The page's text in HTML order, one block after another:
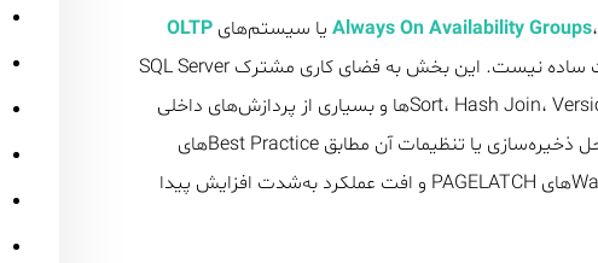
Always On Availability Groups، یا سیستم‌هایOLTP
پرتراکنش استفاده می‌شود، TempDB دیگر یک دیتابیس موقت ساده نیست. این بخش به فضای کاری مشترک SQL Server
تبدیل می‌شود؛ جایی که عملیات Sort، Hash Join، Version Store، Temporary Objectها و بسیاری از پردازش‌های داخلی
موتور پایگاه داده انجام می‌شوند. بنابراین اگر طراحی فایل‌ها، محل ذخیره‌سازی یا تنظیمات آن مطابق Best Practiceهای
، افزایش Wait Typeهای PAGELATCH و افت عملکرد به‌شدت افزایش پیدا